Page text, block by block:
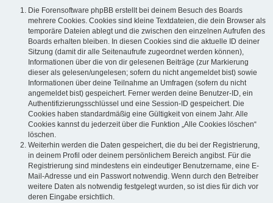
Die Forensoftware phpBB erstellt bei deinem Besuch des Boards
mehrere Cookies. Cookies sind kleine Textdateien, die dein Browser als
temporäre Dateien ablegt und die zwischen den einzelnen Aufrufen des
Boards erhalten bleiben. In diesen Cookies sind die aktuelle ID deiner
Sitzung (damit dir alle Seitenaufrufe zugeordnet werden können),
Informationen über die von dir gelesenen Beiträge (zur Markierung
dieser als gelesen/ungelesen; sofern du nicht angemeldet bist) sowie
Informationen über deine Teilnahme an Umfragen (sofern du nicht
angemeldet bist) gespeichert. Ferner werden deine Benutzer-ID, ein
Authentifizierungsschlüssel und eine Session-ID gespeichert. Die
Cookies haben standardmäßig eine Gültigkeit von einem Jahr. Alle
Cookies kannst du jederzeit über die Funktion „Alle Cookies löschen“
löschen.
Weiterhin werden die Daten gespeichert, die du bei der Registrierung,
in deinem Profil oder deinem persönlichem Bereich angibst. Für die
Registrierung sind mindestens ein eindeutiger Benutzername, eine E-
Mail-Adresse und ein Passwort notwendig. Wenn durch den Betreiber
weitere Daten als notwendig festgelegt wurden, so ist dies für dich vor
deren Eingabe ersichtlich.